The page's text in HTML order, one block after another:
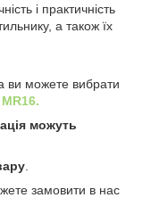
і практичність
а також їх
ви можете вибрати
можуть
замовити в нас